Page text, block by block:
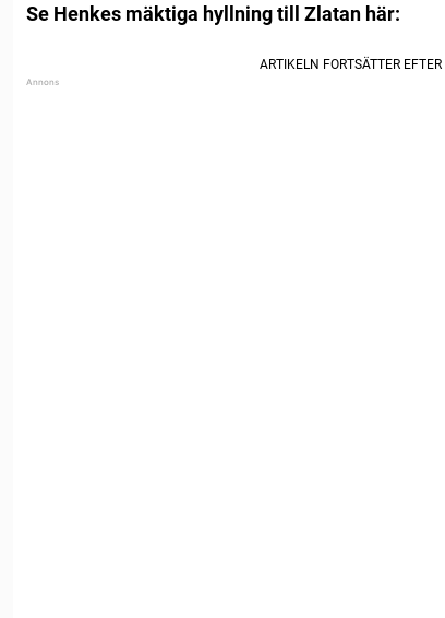
Se Henkes mäktiga hyllning till Zlatan här: